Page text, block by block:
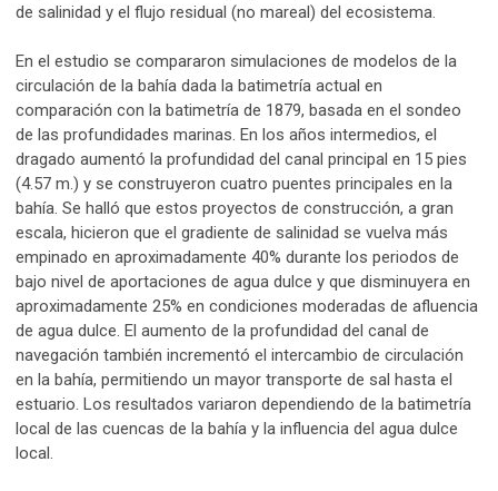
de salinidad y el flujo residual (no mareal) del ecosistema.
En el estudio se compararon simulaciones de modelos de la
circulación de la bahía dada la batimetría actual en
comparación con la batimetría de 1879, basada en el sondeo
de las profundidades marinas. En los años intermedios, el
dragado aumentó la profundidad del canal principal en 15 pies
(4.57 m.) y se construyeron cuatro puentes principales en la
bahía. Se halló que estos proyectos de construcción, a gran
escala, hicieron que el gradiente de salinidad se vuelva más
empinado en aproximadamente 40% durante los periodos de
bajo nivel de aportaciones de agua dulce y que disminuyera en
aproximadamente 25% en condiciones moderadas de afluencia
de agua dulce. El aumento de la profundidad del canal de
navegación también incrementó el intercambio de circulación
en la bahía, permitiendo un mayor transporte de sal hasta el
estuario. Los resultados variaron dependiendo de la batimetría
local de las cuencas de la bahía y la influencia del agua dulce
local.